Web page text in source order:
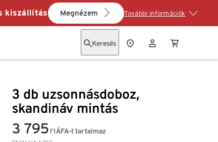
kiszállítás Megnézem További információk
Keresés
3 db uzsonnásdoboz,
skandináv mintás
3 795 FtÁFA-t tartalmaz